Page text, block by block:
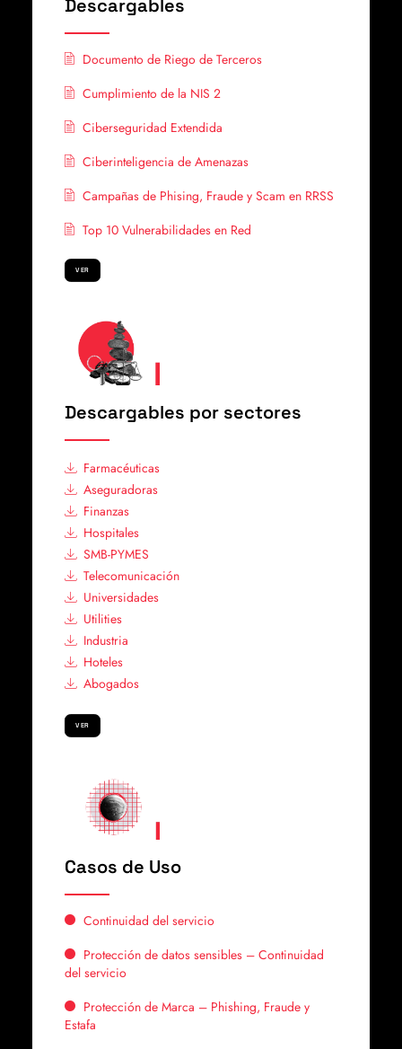
Descargables
Documento de Riego de Terceros
Cumplimiento de la NIS 2
Ciberseguridad Extendida
Ciberinteligencia de Amenazas
Campañas de Phising, Fraude y Scam en RRSS
Top 10 Vulnerabilidades en Red
VER
Descargables por sectores
Farmacéuticas
Aseguradoras
Finanzas
Hospitales
SMB-PYMES
Telecomunicación
Universidades
Utilities
Industria
Hoteles
Abogados
VER
Casos de Uso
Continuidad del servicio
Protección de datos sensibles – Continuidad
del servicio
Protección de Marca – Phishing, Fraude y
Estafa